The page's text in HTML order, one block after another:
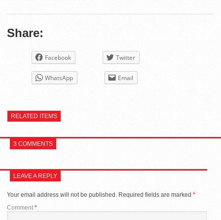
Share:
Facebook Twitter
WhatsApp Email
RELATED ITEMS
3 COMMENTS
LEAVE A REPLY
Your email address will not be published. Required fields are marked *
Comment *